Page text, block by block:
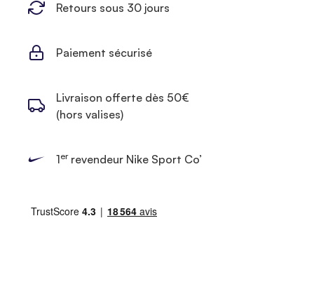
Retours sous 30 jours
Paiement sécurisé
Livraison offerte dès 50€
(hors valises)
1errevendeur Nike Sport Co’